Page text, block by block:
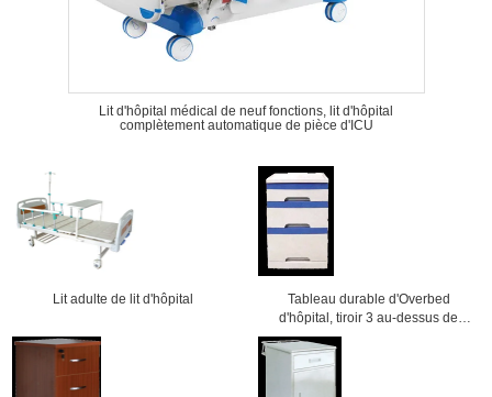
Lit d'hôpital médical de neuf fonctions, lit d'hôpital
complètement automatique de pièce d'ICU
Lit adulte de lit d'hôpital
Tableau durable d'Overbed
d'hôpital, tiroir 3 au-dessus de
Cabinet de lit 475x470x755mm